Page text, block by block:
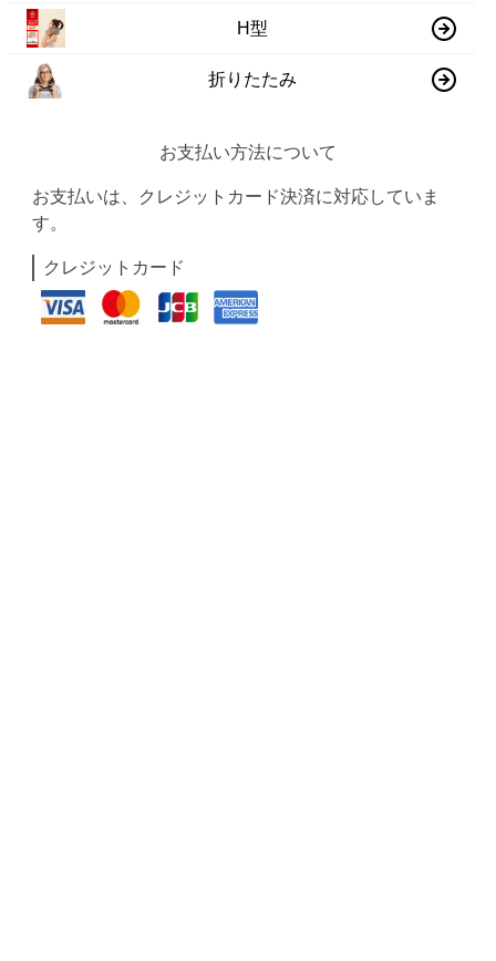
H型
折りたたみ
お支払い方法について
お支払いは、クレジットカード決済に対応していま
す。
クレジットカード